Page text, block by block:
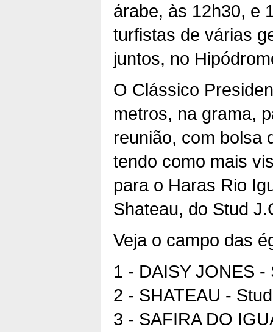
árabe, às 12h30, e
turfistas de várias
juntos, no
O Clássico
metros, na grama,
reunião, com bolsa
tendo como mais
para o Haras Rio
Shateau, do Stud
Veja o campo das
1 - DAISY JONES -
2 - SHATEAU -
3 - SAFIRA DO